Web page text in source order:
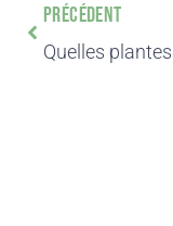
PRÉCÉDENT